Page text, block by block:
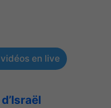
en live